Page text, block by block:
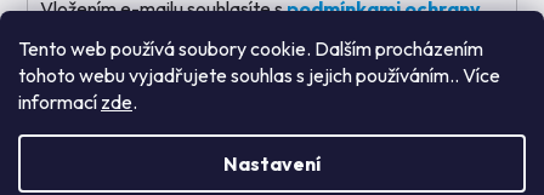
Tento web používá soubory cookie. Dalším procházením
tohoto webu vyjadřujete souhlas s jejich používáním.. Více
informací zde.
Nastavení
Vložením e-mailu souhlasíte spodmínkami ochrany
osobních údajů
PŘIHLÁSIT SE